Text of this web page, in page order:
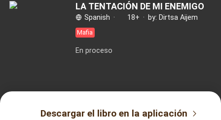
LA TENTACIÓN DE MI ENEMIGO
Spanish · 18+ · by: Dirtsa Aijem
Mafia
En proceso
Descargar el libro en la aplicación